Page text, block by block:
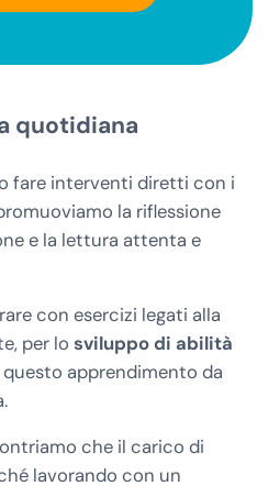
quotidiana
fare interventi diretti con i
la riflessione
e la lettura attenta e
con esercizi legati alla
per lo sviluppo di abilità
apprendimento da
che il carico di
lavorando con un